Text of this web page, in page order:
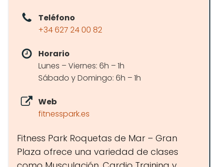
Teléfono
+34 627 24 00 82
Horario
Lunes – Viernes: 6h – 1h
Sábado y Domingo: 6h – 1h
Web
fitnesspark.es
Fitness Park Roquetas de Mar – Gran
Plaza ofrece una variedad de clases